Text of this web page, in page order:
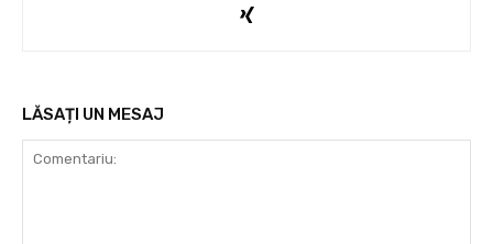
LĂSAȚI UN MESAJ